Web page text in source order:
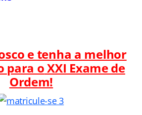
e tenha a melhor
para oXXI Exame de
Ordem!